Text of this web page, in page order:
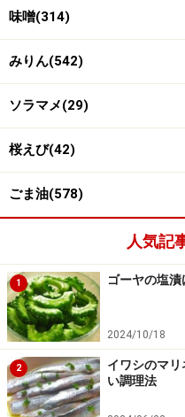
※記事内容は執筆時点のもの
味噌(314)
みりん(542)
ソラマメ(29)
桜えび(42)
ごま油(578)
人気記
1 ゴーヤの塩
2024/10/18
2
イワシのマ
い調理法